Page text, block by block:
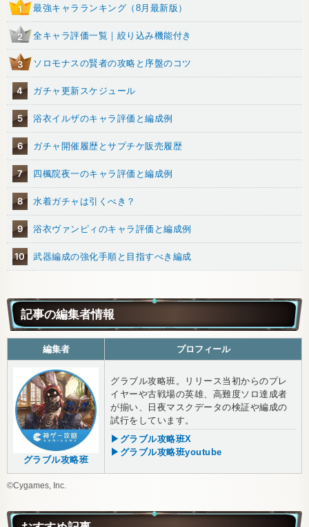
1 最強キャラランキング（8月最新版）
2 全キャラ評価一覧｜絞り込み機能付き
3 ソロモナスの賢者の攻略と序盤のコツ
4 ガチャ更新スケジュール
5 浴衣イルザのキャラ評価と編成例
6 ガチャ開催履歴とサプチケ販売履歴
7 四楓院夜一のキャラ評価と編成例
8 水着ガチャは引くべき？
9 浴衣ヴァンピィのキャラ評価と編成例
10 武器編成の強化手順と目指すべき編成
記事の編集者情報
編集者 プロフィール
グラブル攻略班
グラブル攻略班。リリース当初からのプレ
イヤーや古戦場の英雄、高難度ソロ達成者
が揃い、日夜マスクデータの検証や編成の
試行をしています。
▶グラブル攻略班X
▶グラブル攻略班youtube
©Cygames, Inc.